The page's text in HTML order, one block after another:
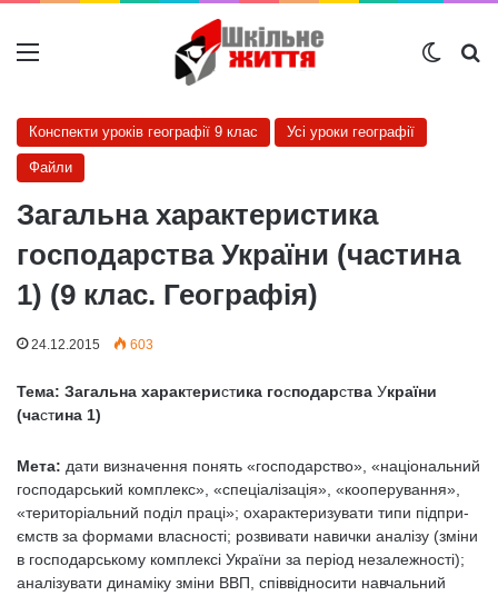
Меню
Конспекти уроків географії 9 клас Усі уроки географії
Файли
Загальна характеристика
господарства України (частина
1) (9 клас. Географія)
24.12.2015 603
Тема: Загальна характеристика господарства України
(частина 1)
Мета: дати визначення понять «господарство», «національний
господарський комплекс», «спеціалізація», «кооперування»,
«територіальний поділ праці»; охарактеризувати типи підпри­
ємств за формами власності; розвивати навички аналізу (зміни
в господарському комплексі України за період незалежності);
аналізувати динаміку зміни ВВП, співвідносити навчальний